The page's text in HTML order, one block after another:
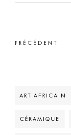
PRÉCÉDENT
ART AFRICAIN
CÉRAMIQUE